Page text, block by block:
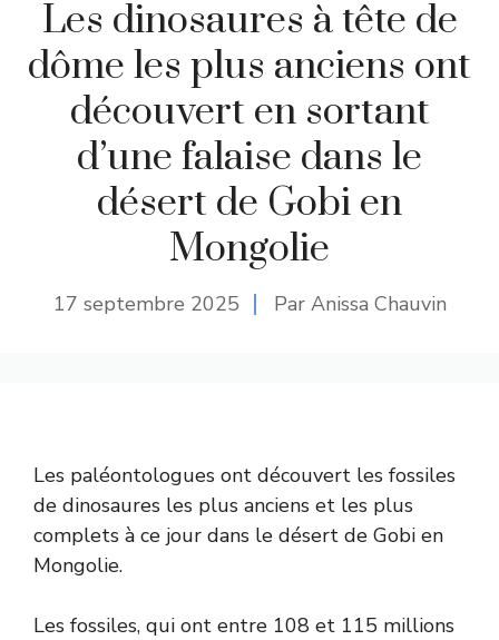
Les dinosaures à tête de
dôme les plus anciens ont
découvert en sortant
d’une falaise dans le
désert de Gobi en
Mongolie
17 septembre 2025 Par Anissa Chauvin
Les paléontologues ont découvert les fossiles
de dinosaures les plus anciens et les plus
complets à ce jour dans le désert de Gobi en
Mongolie.
Les fossiles, qui ont entre 108 et 115 millions